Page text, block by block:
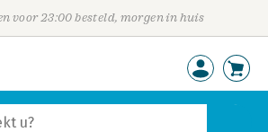
voor 23:00 besteld, morgen in huis